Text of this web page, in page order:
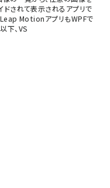
ドされて表示されるアプリで
Leap MotionアプリもWPFで
下、VS